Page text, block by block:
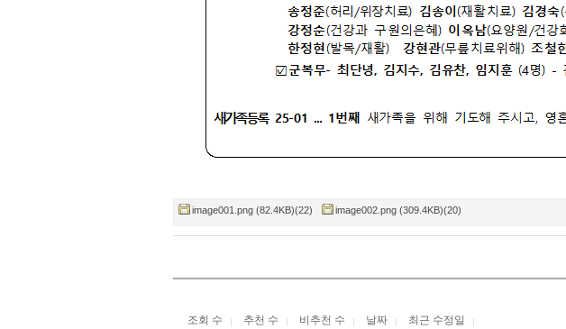
image001.png (82.4KB)(22) image002.png (309.4KB)(20)
조회 수 추천 수 비추천 수 날짜 최근 수정일